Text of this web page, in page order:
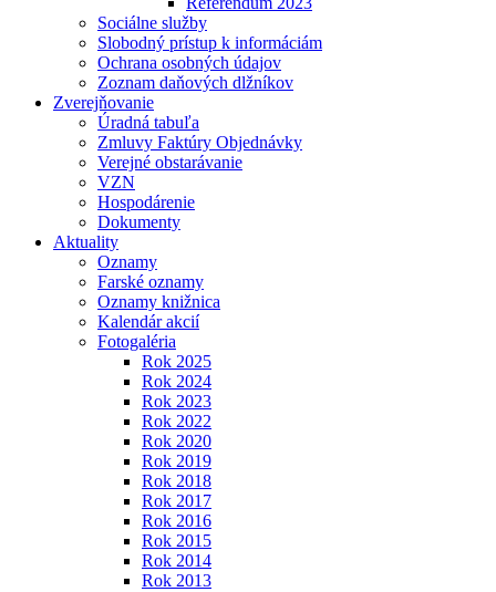
Sociálne služby
Slobodný prístup k informáciám
Ochrana osobných údajov
Zoznam daňových dlžníkov
Zverejňovanie
Úradná tabuľa
Zmluvy Faktúry Objednávky
Verejné obstarávanie
VZN
Hospodárenie
Dokumenty
Aktuality
Oznamy
Farské oznamy
Oznamy knižnica
Kalendár akcií
Fotogaléria
Rok 2025
Rok 2024
Rok 2023
Rok 2022
Rok 2020
Rok 2019
Rok 2018
Rok 2017
Rok 2016
Rok 2015
Rok 2014
Rok 2013